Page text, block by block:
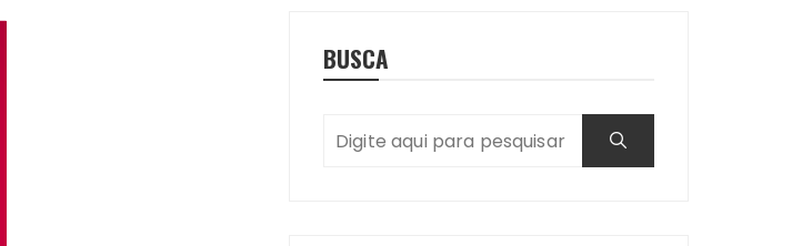
BUSCA